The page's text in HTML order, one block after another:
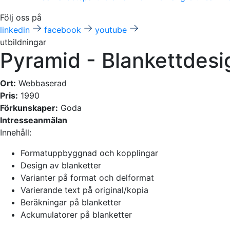
Följ oss på
linkedin
facebook
youtube
utbildningar
Pyramid -
Ort: Webbaserad
Pris: 1990
Förkunskaper: Goda
Intresseanmälan
Innehåll:
Formatuppbyggnad och kopplingar
Design av blanketter
Varianter på format och delformat
Varierande text på original/kopia
Beräkningar på blanketter
Ackumulatorer på blanketter